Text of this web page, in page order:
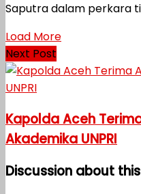
Saputra dalam perkara
Load More
Next Post
Kapolda Aceh
Akademika UNPRI
Discussion about